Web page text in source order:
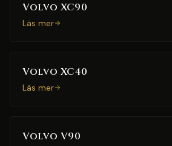
Volvo XC90
Läs mer
Volvo XC40
Läs mer
Volvo V90